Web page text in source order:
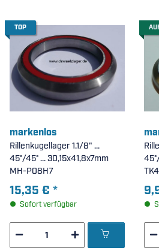
TOP
markenlos
Rillenkugellager 1.1/8" ...
45°/45° ... 30,15x41,8x7mm
MH-P08H7
15,35 € *
Sofort verfügbar